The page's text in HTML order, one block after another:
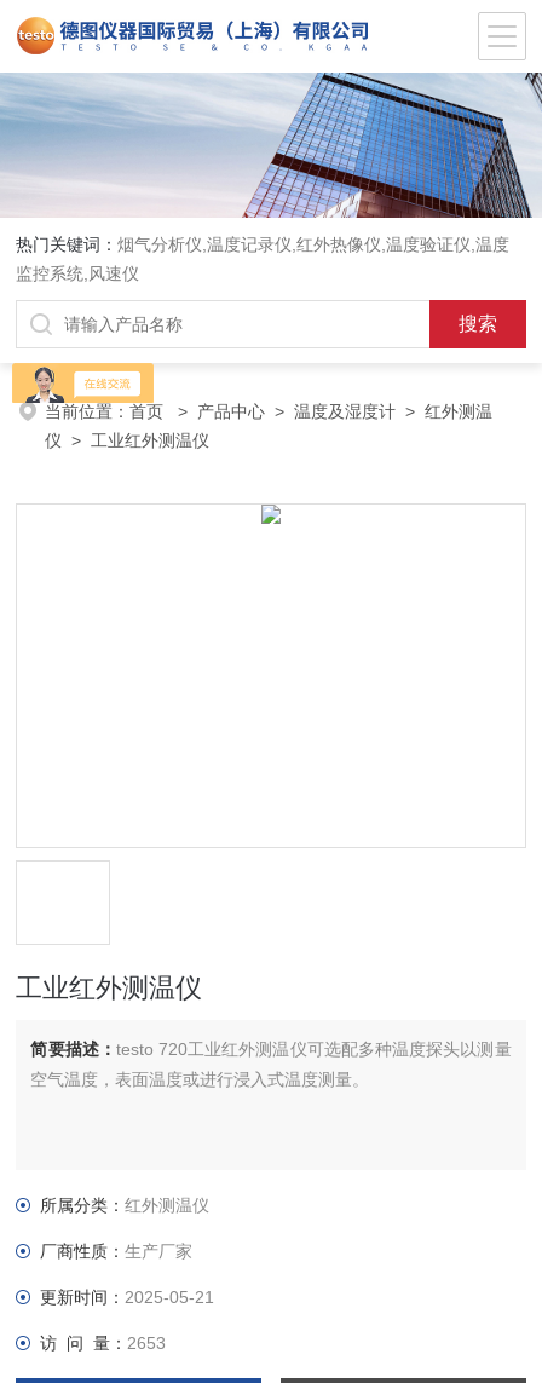
热门关键词：烟气分析仪,温度记录仪,红外热像仪,温度验证仪,温度
监控系统,风速仪
当前位置：首页 > 产品中心 >温度及湿度计 >红外测温
仪 > 工业红外测温仪
工业红外测温仪
简要描述： testo 720工业红外测温仪可选配多种温度探头以测量
空气温度，表面温度或进行浸入式温度测量。
所属分类：红外测温仪
厂商性质：生产厂家
更新时间： 2025-05-21
访 问 量： 2653